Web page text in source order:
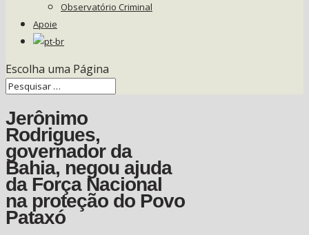
Observatório Criminal
Apoie
Escolha uma Página
Jerônimo
Rodrigues,
governador da
Bahia, negou ajuda
da Força Nacional
na proteção do Povo
Pataxó